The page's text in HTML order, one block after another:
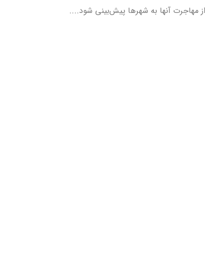
مهاجرت آنها به شهرها پیش‌بینی شود....